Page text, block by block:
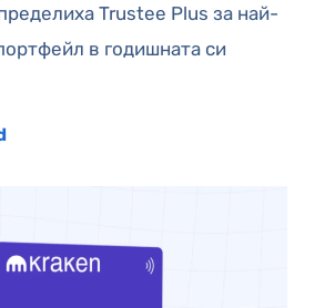
Trustee Plus за най-
в годишната си